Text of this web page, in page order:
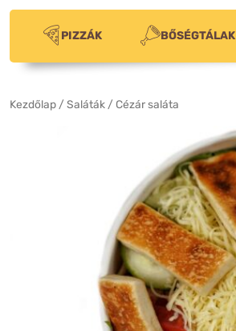
PIZZÁK BŐSÉGTÁLAK
Kezdőlap /Saláták / Cézár saláta